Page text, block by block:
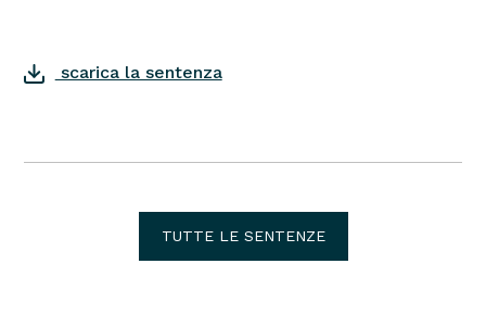
scarica la sentenza
TUTTE LE SENTENZE